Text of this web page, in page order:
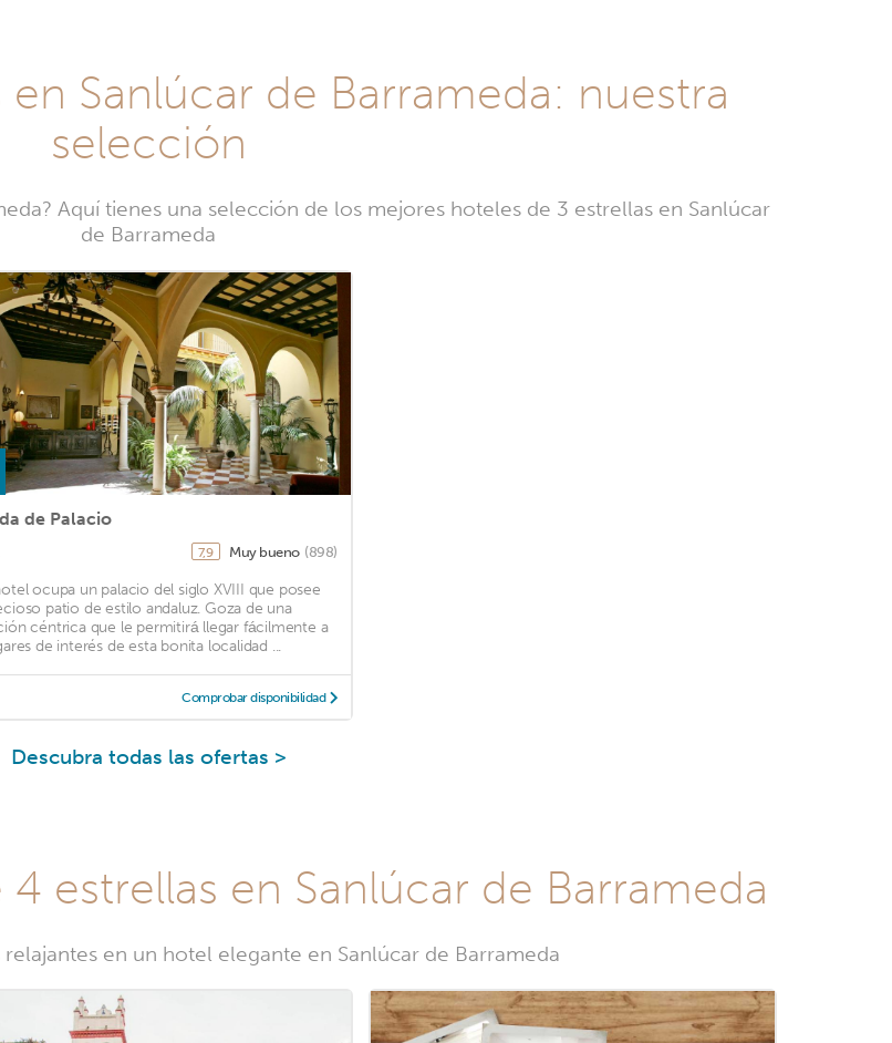
Sanlúcar de Barrameda: nuestra
selección
Aquí tienes una selección de los mejores hoteles de 3 estrellas en Sanlúcar
de Barrameda
de Palacio
7,9 Muy bueno (898)
ocupa un palacio del siglo XVIII que posee
patio de estilo andaluz. Goza de una
céntrica que le permitirá llegar fácilmente a
de interés de esta bonita localidad ...
Comprobar disponibilidad
Descubra todas las ofertas >
estrellas en Sanlúcar de Barrameda
en un hotel elegante en Sanlúcar de Barrameda